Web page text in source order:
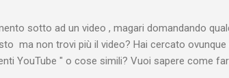
sotto ad un video , magari domandando
ma non trovi più il video? Hai cercato
YouTube " o cose simili? Vuoi sapere come